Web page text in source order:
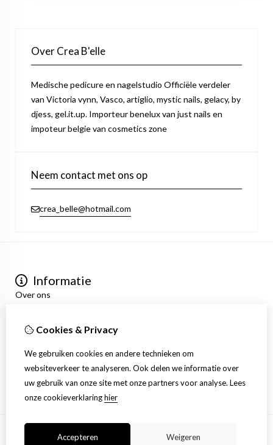
Over Crea B'elle
Medische pedicure en nagelstudio Officiële verdeler
van Victoria vynn, Vasco, artiglio, mystic nails, gelacy, by
djess, gel.it.up. Importeur benelux van just nails en
impoteur belgie van cosmetics zone
Neem contact met ons op
crea_belle@hotmail.com
Informatie
Over ons
Algemene voorwaarden
Mijn account
Inloggen
Bestelhistorie
Verlanglijst
Nieuwsbrief
Cookies & Privacy
We gebruiken cookies en andere technieken om
websiteverkeer te analyseren. Ook delen we informatie over
uw gebruik van onze site met onze partners voor analyse. Lees
onze cookieverklaringhier
Accepteren Weigeren